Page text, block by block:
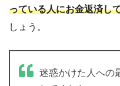
っている人にお金返済し
しょう。
迷惑かけた人への